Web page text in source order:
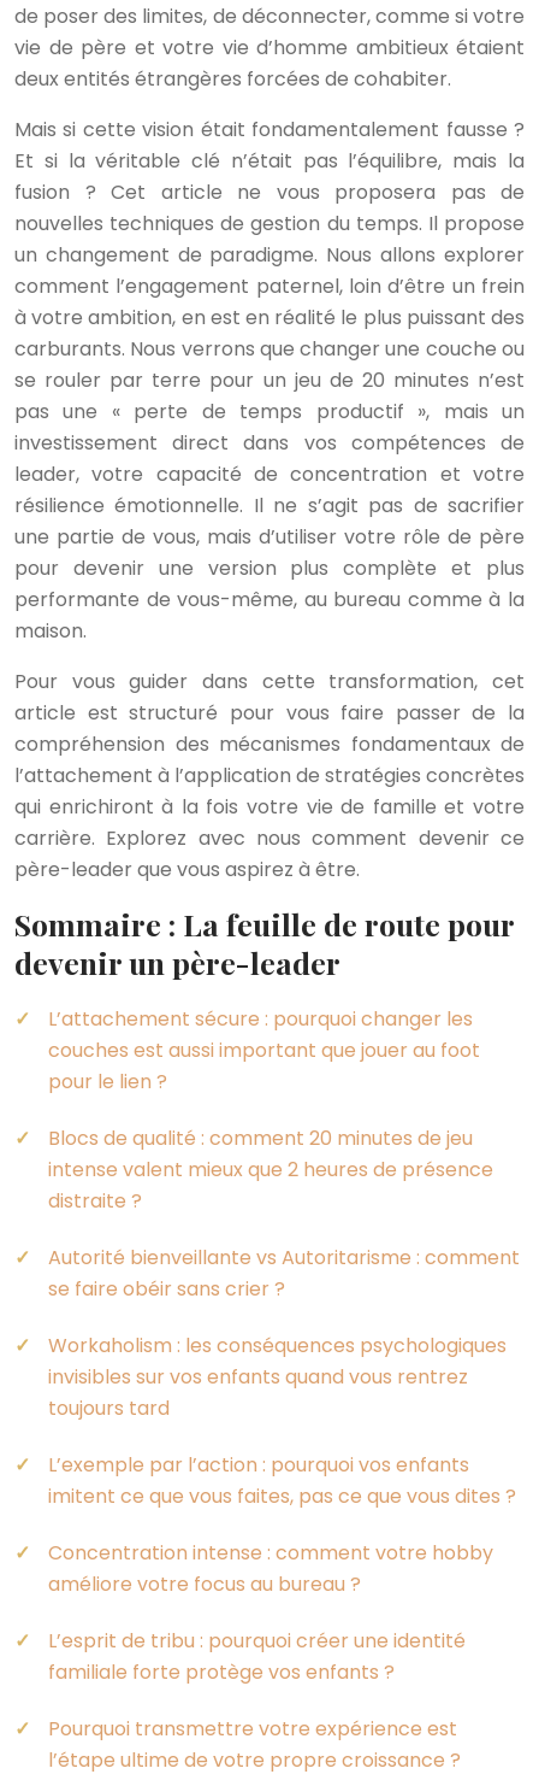
de poser des limites, de déconnecter, comme si votre
vie de père et votre vie d’homme ambitieux étaient
deux entités étrangères forcées de cohabiter.
Mais si cette vision était fondamentalement fausse ?
Et si la véritable clé n’était pas l’équilibre, mais la
fusion ? Cet article ne vous proposera pas de
nouvelles techniques de gestion du temps. Il propose
un changement de paradigme. Nous allons explorer
comment l’engagement paternel, loin d’être un frein
à votre ambition, en est en réalité le plus puissant des
carburants. Nous verrons que changer une couche ou
se rouler par terre pour un jeu de 20 minutes n’est
pas une « perte de temps productif », mais un
investissement direct dans vos compétences de
leader, votre capacité de concentration et votre
résilience émotionnelle. Il ne s’agit pas de sacrifier
une partie de vous, mais d’utiliser votre rôle de père
pour devenir une version plus complète et plus
performante de vous-même, au bureau comme à la
maison.
Pour vous guider dans cette transformation, cet
article est structuré pour vous faire passer de la
compréhension des mécanismes fondamentaux de
l’attachement à l’application de stratégies concrètes
qui enrichiront à la fois votre vie de famille et votre
carrière. Explorez avec nous comment devenir ce
père-leader que vous aspirez à être.
Sommaire : La feuille de route pour
devenir un père-leader
L’attachement sécure : pourquoi changer les
couches est aussi important que jouer au foot
pour le lien ?
Blocs de qualité : comment 20 minutes de jeu
intense valent mieux que 2 heures de présence
distraite ?
Autorité bienveillante vs Autoritarisme : comment
se faire obéir sans crier ?
Workaholism : les conséquences psychologiques
invisibles sur vos enfants quand vous rentrez
toujours tard
L’exemple par l’action : pourquoi vos enfants
imitent ce que vous faites, pas ce que vous dites ?
Concentration intense : comment votre hobby
améliore votre focus au bureau ?
L’esprit de tribu : pourquoi créer une identité
familiale forte protège vos enfants ?
Pourquoi transmettre votre expérience est
l’étape ultime de votre propre croissance ?